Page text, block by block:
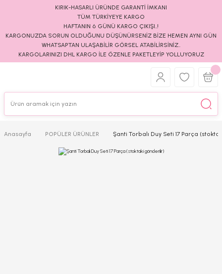
KIRIK-HASARLI ÜRÜNDE GARANTİ İMKANI
TÜM TÜRKİYEYE KARGO
HAFTANIN 6 GÜNÜ KARGO ÇIKIŞI..!
KARGONUZDA SORUN OLDUĞUNU DÜŞÜNÜRSENİZ BİZE HEMEN AYNI GÜN
WHATSAPTAN ULAŞABİLİR GÖRSEL ATABİLİRSİNİZ..
KARGOLARINIZI DHL KARGO İLE ÖZENLE PAKETLEYİP YOLLUYORUZ
Anasayfa POPÜLER ÜRÜNLER Şanti Torbalı Duy Seti 17 Parça